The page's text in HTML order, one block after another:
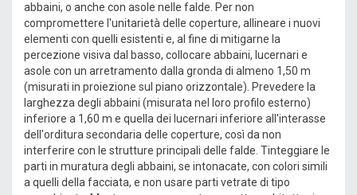
abbaini, o anche con asole nelle falde. Per non
compromettere l'unitarietà delle coperture, allineare i nuovi
elementi con quelli esistenti e, al fine di mitigarne la
percezione visiva dal basso, collocare abbaini, lucernari e
asole con un arretramento dalla gronda di almeno 1,50 m
(misurati in proiezione sul piano orizzontale). Prevedere la
larghezza degli abbaini (misurata nel loro profilo esterno)
inferiore a 1,60 m e quella dei lucernari inferiore all'interasse
dell'orditura secondaria delle coperture, così da non
interferire con le strutture principali delle falde. Tinteggiare le
parti in muratura degli abbaini, se intonacate, con colori simili
a quelli della facciata, e non usare parti vetrate di tipo